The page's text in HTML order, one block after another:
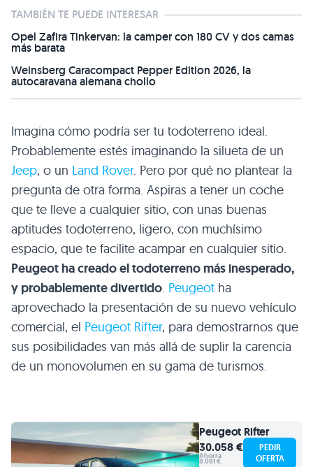
TAMBIÉN TE PUEDE INTERESAR
Opel Zafira Tinkervan: la camper con 180 CV y dos camas
más barata
Weinsberg Caracompact Pepper Edition 2026, la
autocaravana alemana chollo
Imagina cómo podría ser tu todoterreno ideal.
Probablemente estés imaginando la silueta de un
Jeep, o un Land Rover. Pero por qué no plantear la
pregunta de otra forma. Aspiras a tener un coche
que te lleve a cualquier sitio, con unas buenas
aptitudes todoterreno, ligero, con muchísimo
espacio, que te facilite acampar en cualquier sitio.
Peugeot ha creado el todoterreno más inesperado,
y probablemente divertido. Peugeot ha
aprovechado la presentación de su nuevo vehículo
comercial, el Peugeot Rifter, para demostrarnos que
sus posibilidades van más allá de suplir la carencia
de un monovolumen en su gama de turismos.
Peugeot Rifter
30.058 €
Ahorra
8.081 €
PEDIR
OFERTA